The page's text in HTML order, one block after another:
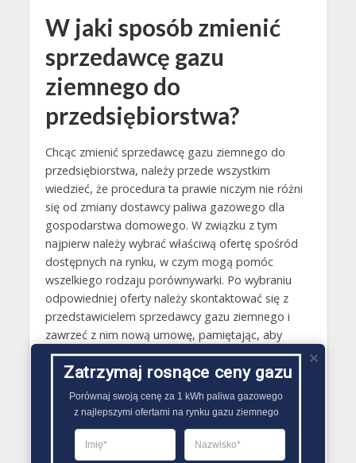
W jaki sposób zmienić
sprzedawcę gazu
ziemnego do
przedsiębiorstwa?
Chcąc zmienić sprzedawcę gazu ziemnego do
przedsiębiorstwa, należy przede wszystkim
wiedzieć, że procedura ta prawie niczym nie różni
się od zmiany dostawcy paliwa gazowego dla
gospodarstwa domowego. W związku z tym
najpierw należy wybrać właściwą ofertę spośród
dostępnych na rynku, w czym mogą pomóc
wszelkiego rodzaju porównywarki. Po wybraniu
odpowiedniej oferty należy skontaktować się z
przedstawicielem sprzedawcy gazu ziemnego i
zawrzeć z nim nową umowę, pamiętając, aby
przedtem dokładnie ją przeczytać i sprawdzić, czy
wszelkie jej zapisy są zgodne z ustaleniami. Przy
podpisaniu umowy przedstawiciel sprzedawcy
gazu zaproponuje również zawarcie
pełnomocnictwa. Warto wybrać opcję, dzięki niej
to nowa firma zajmie się wszelkimi kwestiami
Zatrzymaj rosnące ceny gazu
Porównaj swoją cenę za 1 kWh paliwa gazowego
z najlepszymi ofertami na rynku gazu ziemnego